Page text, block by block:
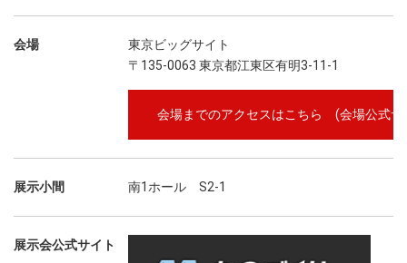
会場
東京ビッグサイト
〒135-0063 東京都江東区有明3-11-1
会場までのアクセスはこちら (会場公式サ
展示小間 南1ホール S2-1
展示会公式サイト